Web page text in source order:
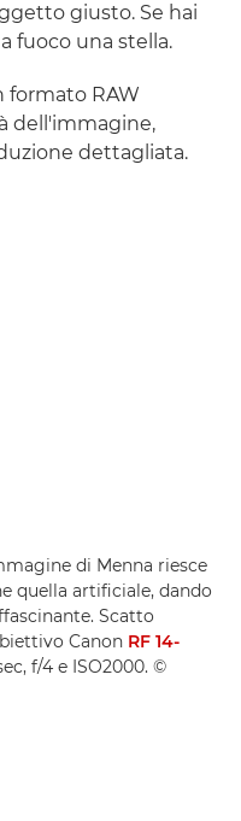
giusto. Se hai
fuoco una stella.
formato RAW
dell'immagine,
dettagliata.
di Menna riesce
quella artificiale, dando
Scatto
Canon RF 14-
f/4 e ISO2000. ©